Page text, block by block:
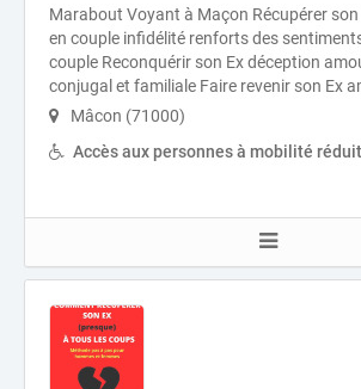
Marabout Voyant à Maçon Récupérer
en couple infidélité renforts des
couple Reconquérir son Ex déception
conjugal et familiale Faire revenir son Ex
Mâcon (71000)
Accès aux personnes à mobilité